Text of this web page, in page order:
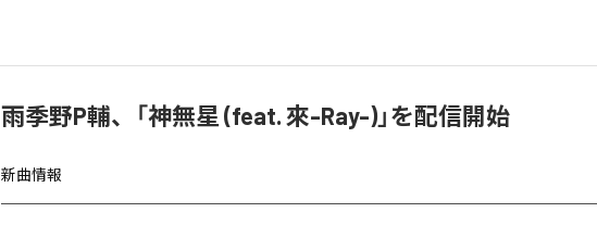
雨季野P輔、「神無星 (feat. 來-Ray-)」を配信開始
新曲情報